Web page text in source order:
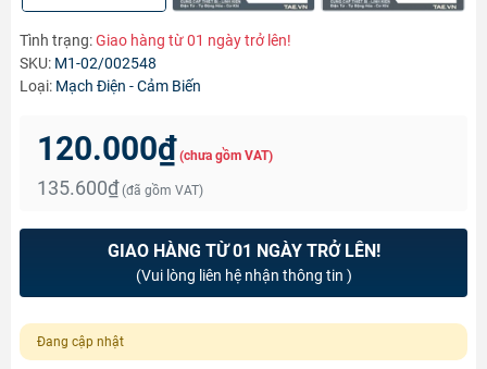
Tình trạng:Giao hàng từ 01 ngày trở lên!
SKU: M1-02/002548
Loại: Mạch Điện - Cảm Biến
120.000₫ (chưa gồm VAT)
135.600₫ (đã gồm VAT)
GIAO HÀNG TỪ 01 NGÀY TRỞ LÊN!
(Vui lòng liên hệ nhận thông tin )
Đang cập nhật